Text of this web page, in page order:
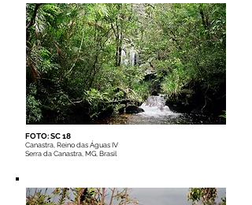
FOTO: SC 18
Canastra, Reino das Águas IV
Serra da Canastra, MG, Brasil